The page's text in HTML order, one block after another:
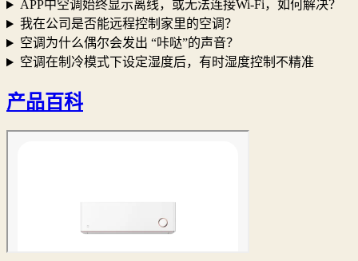
APP中空调始终显示离线，或无法连接Wi-Fi，如何解决？
我在公司是否能远程控制家里的空调？
空调为什么偶尔会发出 “咔哒”的声音？
空调在制冷模式下设定湿度后，有时湿度控制不精准
产品百科